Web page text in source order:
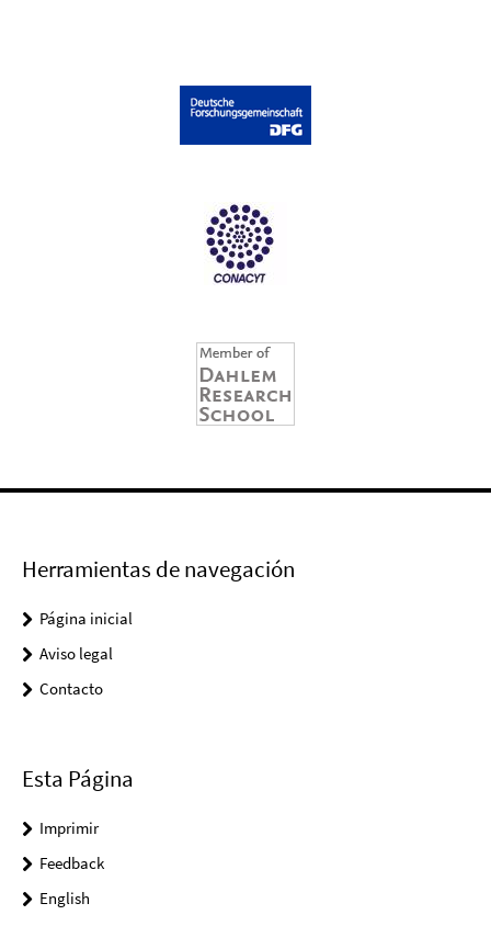
Herramientas de navegación
Página inicial
Aviso legal
Contacto
Esta Página
Imprimir
Feedback
English